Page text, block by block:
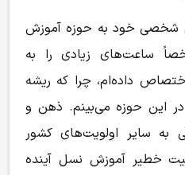
شخصی خود به حوزه آموزش
ساعت‌های زیادی را به
داده‌ام، چرا که ریشه
این حوزه می‌بینم. ذهن و
به سایر اولویت‌های کشور
خطیر آموزش نسل آینده